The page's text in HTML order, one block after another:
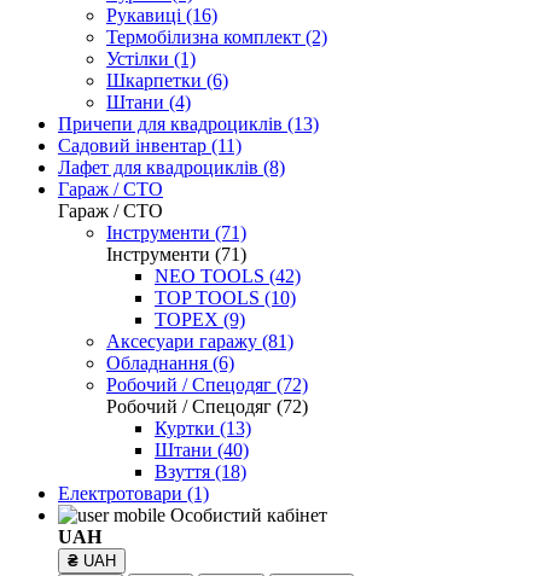
Рукавиці (16)
Термобілизна комплект (2)
Устілки (1)
Шкарпетки (6)
Штани (4)
Причепи для квадроциклів (13)
Садовий інвентар (11)
Лафет для квадроциклів (8)
Гараж / СТО
Гараж / СТО
Інструменти (71)
Інструменти (71)
NEO TOOLS (42)
TOP TOOLS (10)
TOPEX (9)
Аксесуари гаражу (81)
Обладнання (6)
Робочий / Спецодяг (72)
Робочий / Спецодяг (72)
Куртки (13)
Штани (40)
Взуття (18)
Електротовари (1)
Особистий кабінет
UAH
₴ UAH